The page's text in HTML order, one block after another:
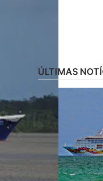
ÚLTIMAS